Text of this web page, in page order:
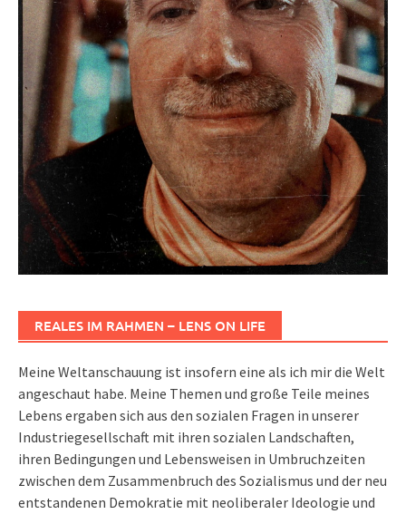
REALES IM RAHMEN – LENS ON LIFE
Meine Weltanschauung ist insofern eine als ich mir die Welt
angeschaut habe. Meine Themen und große Teile meines
Lebens ergaben sich aus den sozialen Fragen in unserer
Industriegesellschaft mit ihren sozialen Landschaften,
ihren Bedingungen und Lebensweisen in Umbruchzeiten
zwischen dem Zusammenbruch des Sozialismus und der neu
entstandenen Demokratie mit neoliberaler Ideologie und